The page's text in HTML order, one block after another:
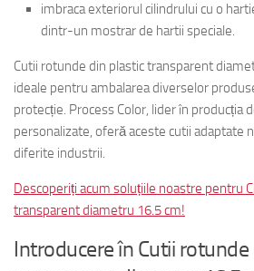
imbraca exteriorul cilindrului cu o
dintr-un mostrar de hartii speciale.
Cutii rotunde din plastic transparent
ideale pentru ambalarea diverselor
protecție. Process Color, lider în producția
personalizate, oferă aceste cutii adaptate
diferite industrii.
Descoperiți acum soluțiile noastre pentru
transparent diametru 16.5 cm!
Introducere în Cutii